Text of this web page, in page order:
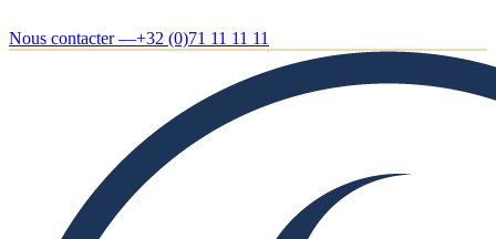
Nous contacter —+32 (0)71 11 11 11